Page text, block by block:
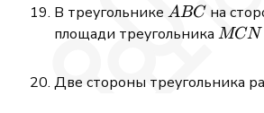
В треугольнике ABC
ABC на
площади треугольника MCN
MCN
Две стороны треугольника